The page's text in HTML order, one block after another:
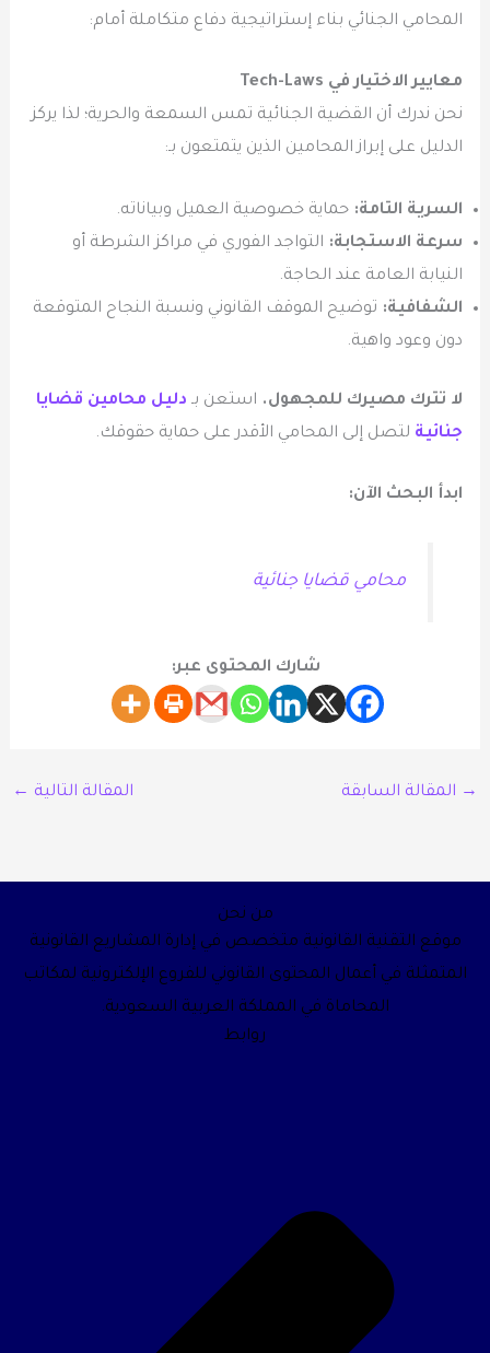
المحامي الجنائي بناء إستراتيجية دفاع متكاملة أمام:
معايير الاختيار في Tech-Laws
نحن ندرك أن القضية الجنائية تمس السمعة والحرية؛ لذا يركز
الدليل على إبراز المحامين الذين يتمتعون بـ:
السرية التامة:حماية خصوصية العميل وبياناته.
سرعة الاستجابة:التواجد الفوري في مراكز الشرطة أو
النيابة العامة عند الحاجة.
الشفافية:توضيح الموقف القانوني ونسبة النجاح المتوقعة
دون وعود واهية.
لا تترك مصيرك للمجهول.استعن بـدليل محامين قضايا
جنائيةلتصل إلى المحامي الأقدر على حماية حقوقك.
ابدأ البحث الآن:
محامي قضايا جنائية
شارك المحتوى عبر:
المقالة السابقة المقالة التالية←
من نحن
موقع التقنية القانونية متخصص في إدارة المشاريع القانونية
في أعمال المحتوى القانوني للفروع الإلكترونية لمكاتب
المحاماة في المملكة العربية السعودية.
روابط